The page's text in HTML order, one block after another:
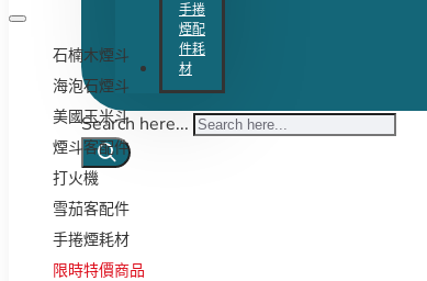
手捲
煙配
件耗
材
Search here...
石楠木煙斗
海泡石煙斗
美國玉米斗
煙斗客配件
打火機
雪茄客配件
手捲煙耗材
限時特價商品